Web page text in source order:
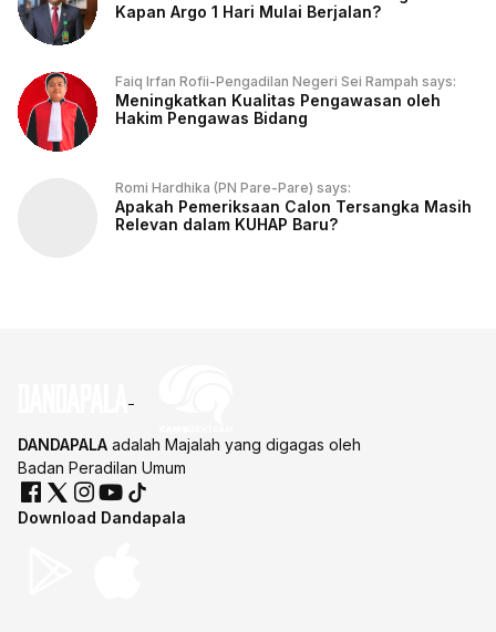
Kapan Argo 1 Hari Mulai Berjalan?
Faiq Irfan Rofii-Pengadilan Negeri Sei Rampah says:
Meningkatkan Kualitas Pengawasan oleh
Hakim Pengawas Bidang
Romi Hardhika (PN Pare-Pare) says:
Apakah Pemeriksaan Calon Tersangka Masih
Relevan dalam KUHAP Baru?
DANDAPALA adalah Majalah yang digagas oleh
Badan Peradilan Umum
Download Dandapala